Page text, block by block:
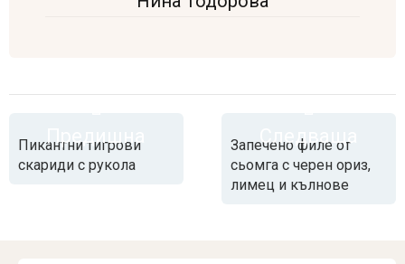
Пикантни тигрови
скариди с рукола
Следваща
Запечено филе от
сьомга с черен ориз,
лимец и кълнове